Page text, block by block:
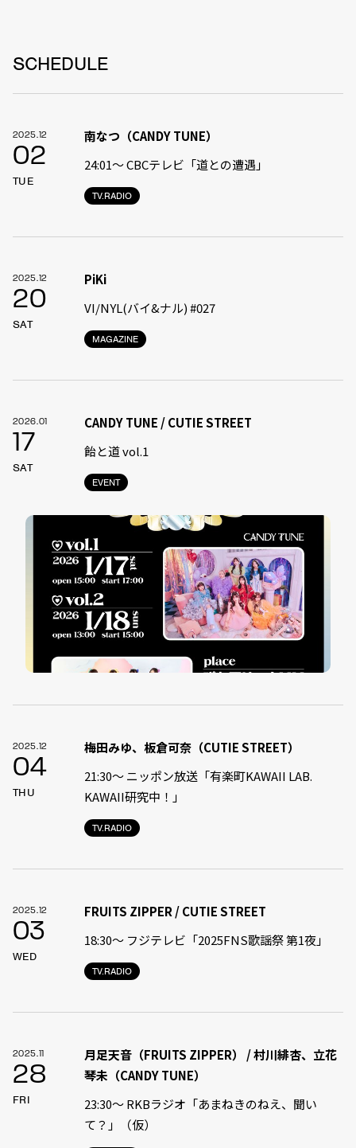
SCHEDULE
2025.12
02
TUE
TV.RADIO
南なつ（CANDY TUNE）
24:01〜 CBCテレビ「道との遭遇」
2025.12
20
SAT
MAGAZINE
PiKi
VI/NYL(バイ&ナル) #027
2026.01
17
SAT
EVENT
CANDY TUNE / CUTIE STREET
飴と道 vol.1
2025.12
04
THU
TV.RADIO
梅田みゆ、板倉可奈（CUTIE STREET）
21:30〜 ニッポン放送「有楽町KAWAII LAB.
KAWAII研究中！」
2025.12
03
WED
TV.RADIO
FRUITS ZIPPER / CUTIE STREET
18:30〜 フジテレビ「2025FNS歌謡祭 第1夜」
2025.11
28
FRI
月足天音（FRUITS ZIPPER） / 村川緋杏、立花
琴未（CANDY TUNE）
23:30〜 RKBラジオ「あまねきのねえ、聞い
て？」（仮）